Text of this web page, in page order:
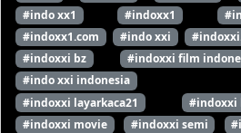
#indo xx1
#indoxx1
#indoxx1.com
#indo xxi
#indoxxi bz
#indoxxi film
#indo xxi indonesia
#indoxxi layarkaca21
#indoxxi
#indoxxi movie
#indoxxi semi